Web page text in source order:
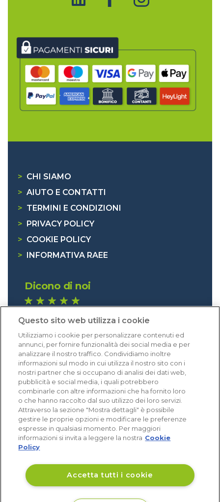
> CHI SIAMO
> AIUTO E CONTATTI
> TERMINI E CONDIZIONI
>
PRIVACY POLICY
> COOKIE POLICY
>
INFORMATIVA RAEE
Dicono di noi
Eccellente (4,8)
Acquisti verificati
Questo sito web utilizza i cookie
Utilizziamo i cookie per personalizzare contenuti ed
annunci, per fornire funzionalità dei social media e per
analizzare il nostro traffico. Condividiamo inoltre
informazioni sul modo in cui utilizza il nostro sito con i
nostri partner che si occupano di analisi dei dati web,
pubblicità e social media, i quali potrebbero
combinarle con altre informazioni che ha fornito loro
o che hanno raccolto dal suo utilizzo dei loro servizi.
Attraverso la sezione "Mostra dettagli" è possibile
gestire le proprie opzioni e modificare le preferenze
espresse in qualsiasi momento. Per maggiori
informazioni si invita a leggere la nostra Cookie
Policy
Accetta tutti i cookie